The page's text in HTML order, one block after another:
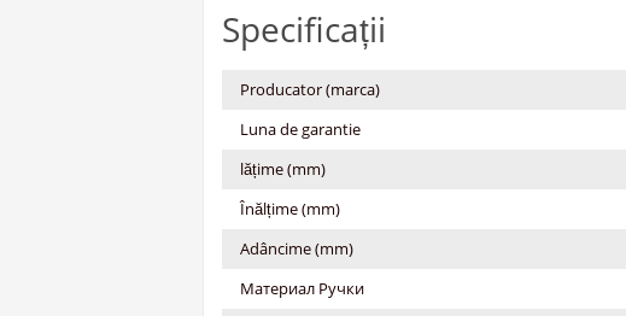
Specificații
Producator (marca)
Luna de garantie
lățime (mm)
Înălțime (mm)
Adâncime (mm)
Материал Ручки